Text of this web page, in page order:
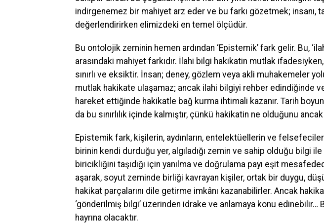
indirgenemez bir mahiyet arz eder ve bu farkı gözetmek; insanı,
değerlendirirken elimizdeki en temel ölçüdür.
Bu ontolojik zeminin hemen ardından ‘Epistemik’ fark gelir. Bu,
arasındaki mahiyet farkıdır. İlahi bilgi hakikatin mutlak
sınırlı ve eksiktir. İnsan; deney, gözlem veya akli muhakemeler
mutlak hakikate ulaşamaz; ancak ilahi bilgiyi rehber edindiğinde
hareket ettiğinde hakikatle bağ kurma ihtimali kazanır. Tarih
da bu sınırlılık içinde kalmıştır, çünkü hakikatin ne olduğunu
Epistemik fark, kişilerin, aydınların, entelektüellerin ve
birinin kendi durduğu yer, algıladığı zemin ve sahip olduğu bilgi
biricikliğini taşıdığı için yanılma ve doğrulama payı eşit
aşarak, soyut zeminde birliği kavrayan kişiler, ortak bir duygu,
hakikat parçalarını dile getirme imkânı kazanabilirler. Ancak
‘gönderilmiş bilgi’ üzerinden idrake ve anlamaya konu edinebilir…
hayrına olacaktır.